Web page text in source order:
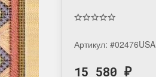
Артикул: #02476USA
15 580 ₽